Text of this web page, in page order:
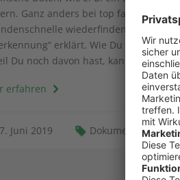
Ganz anders bei top farmplan.
wiederfinden. Warum
erklärt. Wie Du mit der
Du noch davon hast, kannst Du im
erfahren
7. Juni 2019 Dokumennte